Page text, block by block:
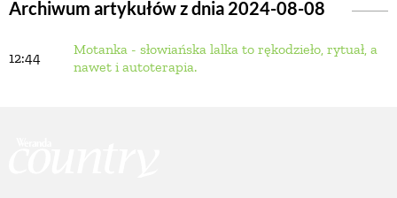
Archiwum artykułów z dnia 2024-08-08
12:44
Motanka - słowiańska lalka to rękodzieło, rytuał, a
nawet i autoterapia.
BUDUJEMY DOM